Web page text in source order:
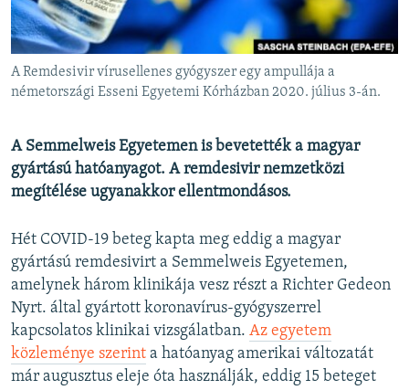
KLÍMAVÁLTOZÁS
A MÚLT TANULSÁGAI
KÖVESSEN MINKET!
Valamennyi RFE/RL weboldal
A Remdesivir vírusellenes gyógyszer egy ampullája a
németországi Esseni Egyetemi Kórházban 2020. július 3-án.
A Semmelweis Egyetemen is bevetették a magyar
gyártású hatóanyagot. A remdesivir nemzetközi
megítélése ugyanakkor ellentmondásos.
Hét COVID-19 beteg kapta meg eddig a magyar
gyártású remdesivirt a Semmelweis Egyetemen,
amelynek három klinikája vesz részt a Richter Gedeon
Nyrt. által gyártott koronavírus-gyógyszerrel
kapcsolatos klinikai vizsgálatban. Az egyetem
közleménye szerint a hatóanyag amerikai változatát
már augusztus eleje óta használják, eddig 15 beteget